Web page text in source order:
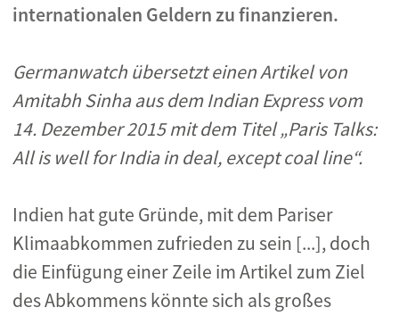
internationalen Geldern zu finanzieren.
Germanwatch übersetzt einen Artikel von
Amitabh Sinha aus dem Indian Express vom
14. Dezember 2015 mit dem Titel „Paris Talks:
All is well for India in deal, except coal line“.
Indien hat gute Gründe, mit dem Pariser
Klimaabkommen zufrieden zu sein [...], doch
die Einfügung einer Zeile im Artikel zum Ziel
des Abkommens könnte sich als großes